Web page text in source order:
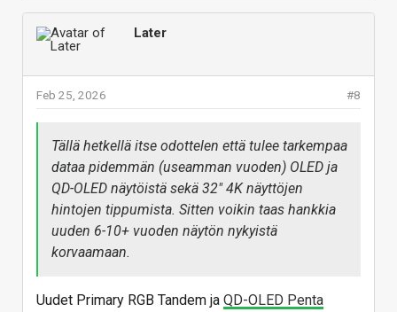
Later
#8
Feb 25, 2026
Tällä hetkellä itse odottelen että tulee tarkempaa
dataa pidemmän (useamman vuoden) OLED ja
QD-OLED näytöistä sekä 32" 4K näyttöjen
hintojen tippumista. Sitten voikin taas hankkia
uuden 6-10+ vuoden näytön nykyistä
korvaamaan.
Uudet Primary RGB Tandem ja QD-OLED Penta